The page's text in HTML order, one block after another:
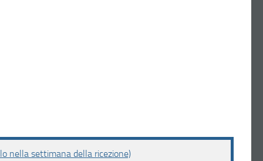
nella settimana della ricezione)